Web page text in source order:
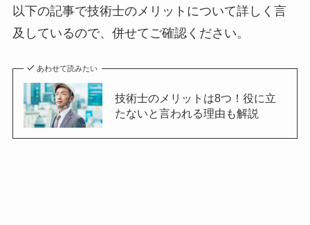
以下の記事で技術士のメリットについて詳しく言
及しているので、併せてご確認ください。
あわせて読みたい
技術士のメリットは8つ！役に立
たないと言われる理由も解説